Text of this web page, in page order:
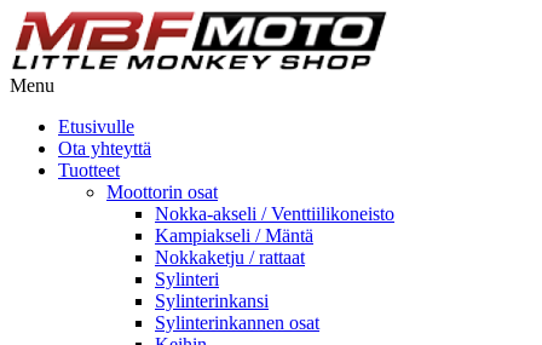
Menu
Etusivulle
Ota yhteyttä
Tuotteet
Moottorin osat
Nokka-akseli / Venttiilikoneisto
Kampiakseli / Mäntä
Nokkaketju / rattaat
Sylinteri
Sylinterinkansi
Sylinterinkannen osat